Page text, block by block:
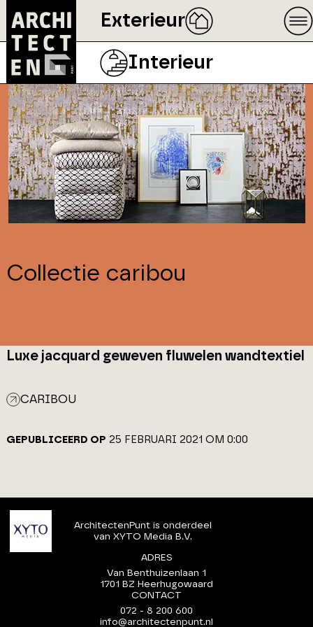
Exterieur
Interieur
Collectie caribou
Luxe jacquard geweven fluwelen wandtextiel
CARIBOU
GEPUBLICEERD OP 25 FEBRUARI 2021 OM 0:00
ArchitectenPunt is onderdeel
van XYTO Media B.V.
ADRES
Van Benthuizenlaan 1
1701 BZ Heerhugowaard
CONTACT
072 - 8 200 600
info@architectenpunt.nl